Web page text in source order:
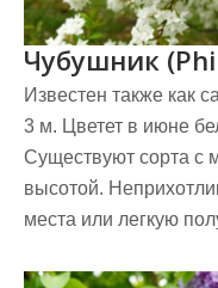
Чубушник
Известен также как
3 м. Цветет в июне
Существуют сорта с
высотой.
места или легкую